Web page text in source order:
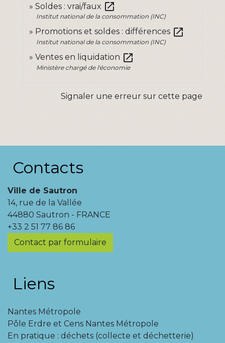
Soldes : vrai/faux open_in_new
Institut national de la consommation (INC)
Promotions et soldes : différences open_in_new
Institut national de la consommation (INC)
Ventes en liquidation open_in_new
Ministère chargé de l'économie
Signaler une erreur sur cette page
Contacts
Ville de Sautron
14, rue de la Vallée
44880 Sautron - FRANCE
+33 2 51 77 86 86
Contact par formulaire
Liens
Nantes Métropole
Pôle Erdre et Cens Nantes Métropole
En pratique : déchets (collecte et déchetterie)